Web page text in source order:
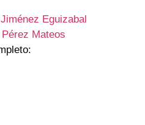
Eguizabal
Mateos